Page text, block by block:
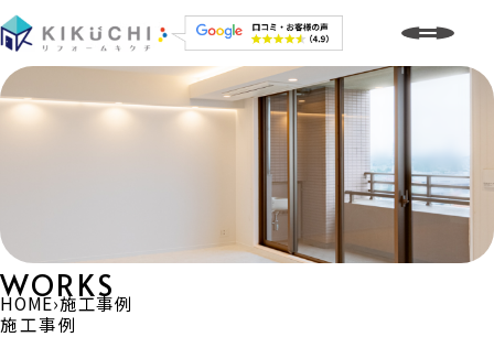
WORKS
施工事例
HOME›施工事例